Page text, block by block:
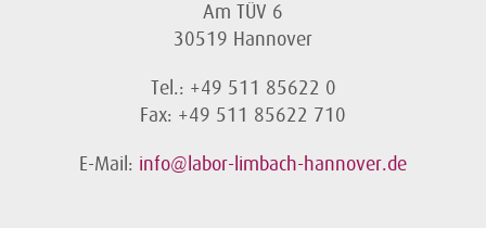
Am TÜV 6
30519 Hannover
Tel.: +49 511 85622 0
Fax: +49 511 85622 710
E-Mail: info@labor-limbach-hannover.de